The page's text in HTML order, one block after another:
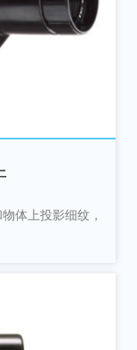
体上投影细纹，